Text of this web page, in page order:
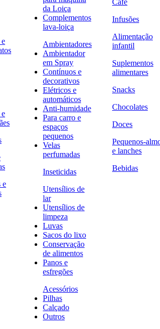
e
da Loiça
Complementos
lava-loiça
Ambientadores
Ambientador
em Spray
Contínuos e
decorativos
Elétricos e
automáticos
Anti-humidade
Para carro e
espaços
pequenos
Velas
perfumadas
Inseticidas
Utensílios de
lar
Utensílios de
limpeza
Luvas
Sacos do lixo
Conservação
de alimentos
Panos e
esfregões
Acessórios
Pilhas
Calçado
Outros
Café
Infusões
Alimentação
infantil
Suplementos
alimentares
Snacks
Chocolates
Doces
Pequenos-
e lanches
Bebidas